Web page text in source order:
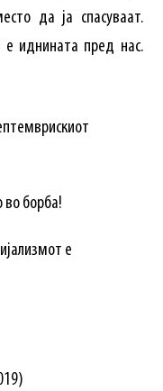
да ја спасуваат.
е иднината пред нас.
во борба!
е